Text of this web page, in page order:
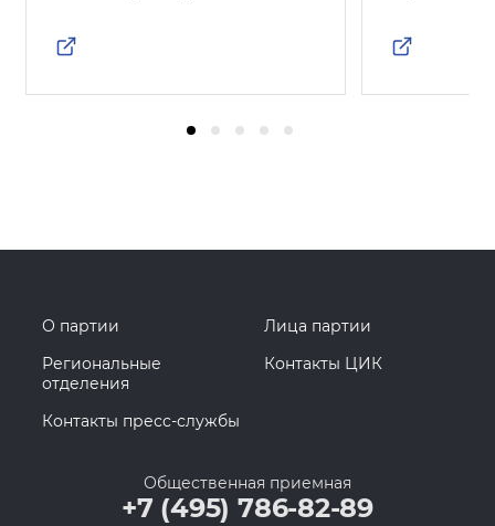
О партии
Лица партии
Региональные
отделения
Контакты ЦИК
Контакты пресс-службы
Общественная приемная
+7 (495) 786-82-89